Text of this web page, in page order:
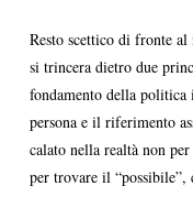
Resto scettico di fronte
si trincera dietro due
fondamento della
persona e il riferimento
calato nella realtà non
per trovare il “possibile”,